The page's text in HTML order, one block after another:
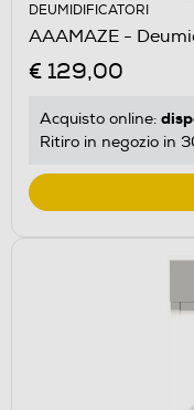
DEUMIDIFICATORI
AAAMAZE -
€ 129,00
Acquisto online:
Ritiro in negozio in